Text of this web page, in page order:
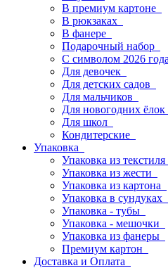
В премиум картоне
В рюкзаках
В фанере
Подарочный набор
С символом 2026
Для девочек
Для детских садов
Для мальчиков
Для новогодних ёлок
Для школ
Кондитерские
Упаковка
Упаковка из текстиля
Упаковка из жести
Упаковка из картона
Упаковка в сундуках
Упаковка - тубы
Упаковка - мешочки
Упаковка из фанеры
Премиум картон
Доставка и Оплата